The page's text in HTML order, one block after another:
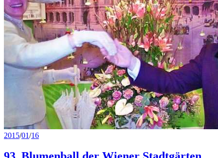
2015/01/16